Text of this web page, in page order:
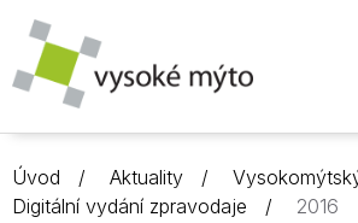
Úvod Aktuality
Digitální vydání zpravodaje
2016